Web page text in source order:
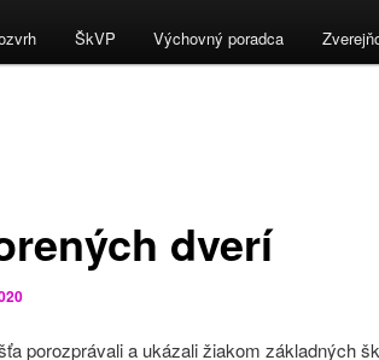
ŠkVP Výchovný poradca
dverí
porozprávali a ukázali žiakom základných